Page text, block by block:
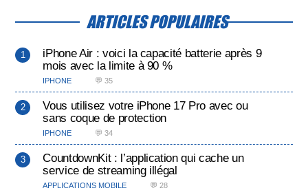
ARTICLES POPULAIRES
iPhone Air : voici la capacité batterie après 9
mois avec la limite à 90 %
IPHONE 💬 35
Vous utilisez votre iPhone 17 Pro avec ou
sans coque de protection
IPHONE 💬 34
CountdownKit : l’application qui cache un
service de streaming illégal
APPLICATIONS MOBILE 💬 28